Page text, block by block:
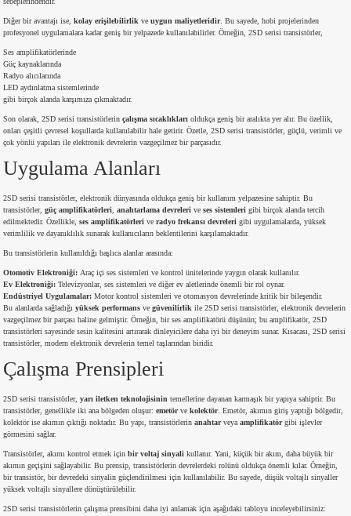
AXİAL Kondansatör
Tipi Kondansatör
1206 Kılıf
3W
6W
7W
9W
Kılıf
Kılıf
Kılıf
Diğer bir avantajı ise, kolay erişilebilirlik ve uygun maliyetleridir. Bu sayede, hobi projelerinden
profesyonel uygulamalara kadar geniş bir yelpazede kullanılabilirler. Örneğin, 2SD serisi transistörler,
Ses amplifikatörlerinde
Güç kaynaklarında
Radyo alıcılarında
LED aydınlatma sistemlerinde
gibi birçok alanda karşımıza çıkmaktadır.
Son olarak, 2SD serisi transistörlerin çalışma sıcaklıkları oldukça geniş bir aralıkta yer alır. Bu özellik,
onları çeşitli çevresel koşullarda kullanılabilir hale getirir. Özetle, 2SD serisi transistörler, güçlü, verimli ve
çok yönlü yapıları ile elektronik devrelerin vazgeçilmez bir parçasıdır.
Uygulama Alanları
2SD serisi transistörler, elektronik dünyasında oldukça geniş bir kullanım yelpazesine sahiptir. Bu
transistörler, güç amplifikatörleri anahtarlama devreleri ve ses sistemleri gibi birçok alanda tercih
edilmektedir. Özellikle, ses amplifikatörleri ve radyo frekansı devreleri gibi uygulamalarda, yüksek
verimlilik ve dayanıklılık sunarak kullanıcıların beklentilerini karşılamaktadır.
Bu transistörlerin kullanıldığı başlıca alanlar arasında:
Otomotiv Elektroniği: Araç içi ses sistemleri ve kontrol ünitelerinde yaygın olarak kullanılır.
Ev Elektroniği: Televizyonlar, ses sistemleri ve diğer ev aletlerinde önemli bir rol oynar.
Endüstriyel Uygulamalar: Motor kontrol sistemleri ve otomasyon devrelerinde kritik bir bileşendir.
Bu alanlarda sağladığı yüksek performans ve güvenilirlik ile 2SD serisi transistörler, elektronik devrelerin
vazgeçilmez bir parçası haline gelmiştir. Örneğin, bir ses amplifikatörü düşünün; bu amplifikatör, 2SD
transistörleri sayesinde sesin kalitesini artırarak dinleyicilere daha iyi bir deneyim sunar. Kısacası, 2SD serisi
transistörler, modern elektronik devrelerin temel taşlarından biridir.
Çalışma Prensipleri
2SD serisi transistörler, yarı iletken teknolojisinin temellerine dayanan karmaşık bir yapıya sahiptir. Bu
transistörler, genellikle iki ana bölgeden oluşur: emetörve kolektör. Emetör, akımın giriş yaptığı bölgedir,
kolektör ise akımın çıktığı noktadır. Bu yapı, transistörlerin anahtarveya amplifikatörgibi işlevler
görmesini sağlar.
Transistörler, akımı kontrol etmek için bir voltaj sinyali kullanır. Yani, küçük bir akım, daha büyük bir
akımın geçişini sağlayabilir. Bu prensip, transistörlerin devrelerdeki rolünü oldukça önemli kılar. Örneğin,
bir transistör, bir devredeki sinyalin güçlendirilmesi için kullanılabilir. Bu sayede, düşük voltajlı sinyaller
yüksek voltajlı sinyallere dönüştürülebilir.
2SD serisi transistörlerin çalışma prensibini daha iyi anlamak için aşağıdaki tabloyu inceleyebilirsiniz: